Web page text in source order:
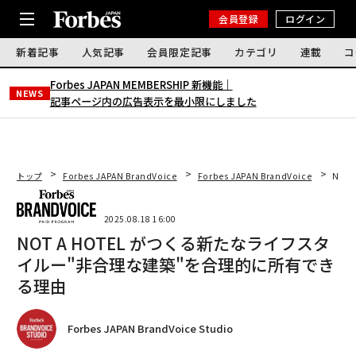
会員登録 ログイン
新着記事 人気記事 会員限定記事 カテゴリ 連載
NEWS
Forbes JAPAN MEMBERSHIP 新機能｜
記事ページ内の広告表示を最小限にしました
トップ Forbes JAPAN BrandVoice Forbes JAPAN BrandVoice NOT
2025.08.18 16:00
NOT A HOTEL がつくる新たなライフスタ
イルー"非合理な建築"を合理的に所有でき
る理由
Forbes JAPAN BrandVoice Studio